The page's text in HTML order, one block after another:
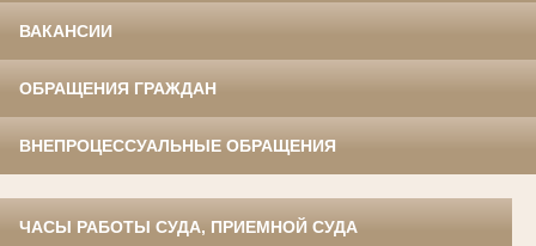
ВАКАНСИИ
ОБРАЩЕНИЯ ГРАЖДАН
ВНЕПРОЦЕССУАЛЬНЫЕ ОБРАЩЕНИЯ
ЧАСЫ РАБОТЫ СУДА, ПРИЕМНОЙ СУДА